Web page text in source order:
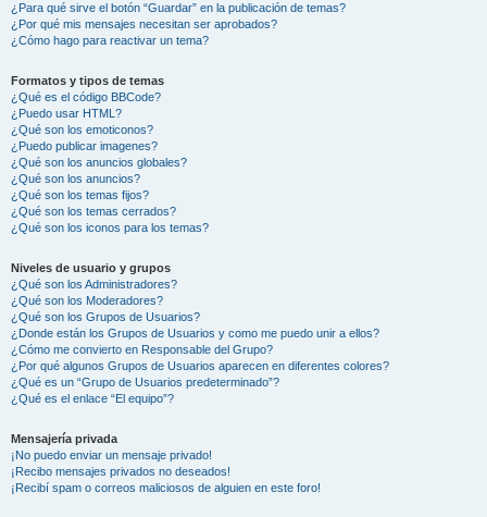
¿Para qué sirve el botón “Guardar” en la publicación de temas?
¿Por qué mis mensajes necesitan ser aprobados?
¿Cómo hago para reactivar un tema?
Formatos y tipos de temas
¿Qué es el código BBCode?
¿Puedo usar HTML?
¿Qué son los emoticonos?
¿Puedo publicar imagenes?
¿Qué son los anuncios globales?
¿Qué son los anuncios?
¿Qué son los temas fijos?
¿Qué son los temas cerrados?
¿Qué son los iconos para los temas?
Niveles de usuario y grupos
¿Qué son los Administradores?
¿Qué son los Moderadores?
¿Qué son los Grupos de Usuarios?
¿Donde están los Grupos de Usuarios y como me puedo unir a ellos?
¿Cómo me convierto en Responsable del Grupo?
¿Por qué algunos Grupos de Usuarios aparecen en diferentes colores?
¿Qué es un “Grupo de Usuarios predeterminado”?
¿Qué es el enlace “El equipo”?
Mensajería privada
¡No puedo enviar un mensaje privado!
¡Recibo mensajes privados no deseados!
¡Recibí spam o correos maliciosos de alguien en este foro!